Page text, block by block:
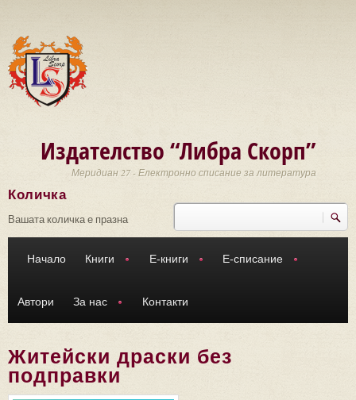
Издателство “Либра Скорп”
Меридиан 27 - Електронно списание за литература
Търси
Количка
Вашата количка е празна
Начало Книги Е-книги Е-списание
Автори За нас Контакти
Житейски драски без
подправки